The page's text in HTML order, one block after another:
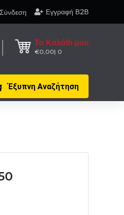
Εγγραφή Β2Β
Σύνδεση
Το Καλάθι μου
€0,00 0
Έξυπνη Αναζήτηση